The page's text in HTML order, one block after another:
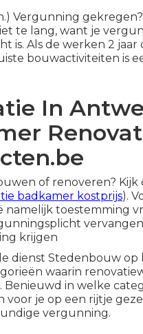
Vergunning
te lang, want je
is. Als de werken 2
bouwactiviteiten is
In
of renoveren? Kijk
badkamer kostprijs).
toestemming
krijgen
dienst Stedenbouw
waarin
Benieuwd in welke
voor je op een rijtje
vergunning.